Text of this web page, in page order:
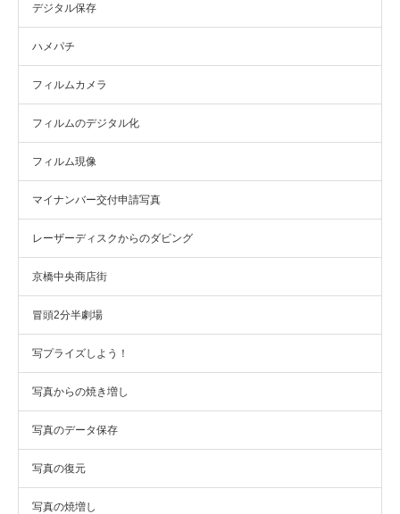
デジタル保存
ハメパチ
フィルムカメラ
フィルムのデジタル化
フィルム現像
マイナンバー交付申請写真
レーザーディスクからのダビング
京橋中央商店街
冒頭2分半劇場
写プライズしよう！
写真からの焼き増し
写真のデータ保存
写真の復元
写真の焼増し